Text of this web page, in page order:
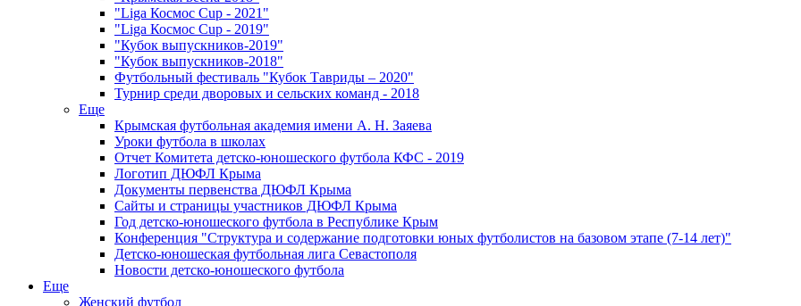
"Liga Космос Cup - 2021"
"Liga Космос Cup - 2019"
"Кубок выпускников-2019"
"Кубок выпускников-2018"
Футбольный фестиваль "Кубок Тавриды – 2020"
Турнир среди дворовых и сельских команд - 2018
Еще
Крымская футбольная академия имени А. Н. Заяева
Уроки футбола в школах
Отчет Комитета детско-юношеского футбола КФС - 2019
Логотип ДЮФЛ Крыма
Документы первенства ДЮФЛ Крыма
Сайты и страницы участников ДЮФЛ Крыма
Год детско-юношеского футбола в Республике Крым
Конференция "Структура и содержание подготовки юных футболистов на базовом этапе (7-14 лет)"
Детско-юношеская футбольная лига Севастополя
Новости детско-юношеского футбола
Еще
Женский футбол